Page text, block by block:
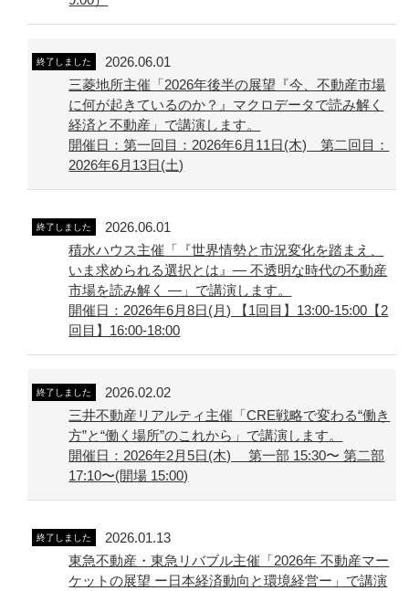
終了しました
2026.06.01
三菱地所主催「2026年後半の展望『今、不動産市場
に何が起きているのか？』マクロデータで読み解く
経済と不動産」で講演します。
開催日：第一回目：2026年6月11日(木) 第二回目：
2026年6月13日(土)
終了しました
2026.06.01
積水ハウス主催「『世界情勢と市況変化を踏まえ、
いま求められる選択とは』― 不透明な時代の不動産
市場を読み解く ―」で講演します。
開催日：2026年6月8日(月) 【1回目】13:00-15:00【2
回目】16:00-18:00
終了しました
2026.02.02
三井不動産リアルティ主催「CRE戦略で変わる“働き
方”と“働く場所”のこれから」で講演します。
開催日：2026年2月5日(木) 第一部 15:30〜 第二部
17:10〜(開場 15:00)
終了しました
2026.01.13
東急不動産・東急リバブル主催「2026年 不動産マー
ケットの展望 ー日本経済動向と環境経営ー」で講演